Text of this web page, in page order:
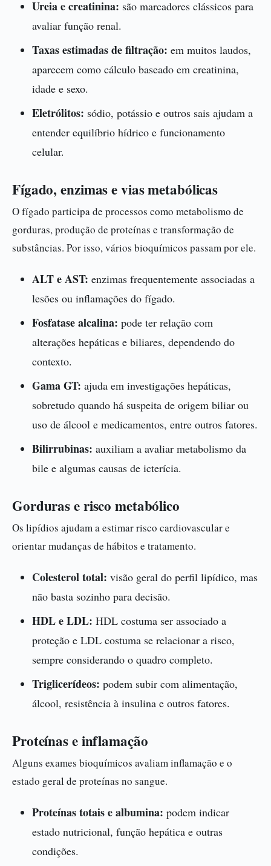
Ureia e creatinina: são marcadores clássicos para
avaliar função renal.
Taxas estimadas de filtração: em muitos laudos,
aparecem como cálculo baseado em creatinina,
idade e sexo.
Eletrólitos: sódio, potássio e outros sais ajudam a
entender equilíbrio hídrico e funcionamento
celular.
Fígado, enzimas e vias metabólicas
O fígado participa de processos como metabolismo de
gorduras, produção de proteínas e transformação de
substâncias. Por isso, vários bioquímicos passam por ele.
ALT e AST: enzimas frequentemente associadas a
lesões ou inflamações do fígado.
Fosfatase alcalina: pode ter relação com
alterações hepáticas e biliares, dependendo do
contexto.
Gama GT: ajuda em investigações hepáticas,
sobretudo quando há suspeita de origem biliar ou
uso de álcool e medicamentos, entre outros fatores.
Bilirrubinas: auxiliam a avaliar metabolismo da
bile e algumas causas de icterícia.
Gorduras e risco metabólico
Os lipídios ajudam a estimar risco cardiovascular e
orientar mudanças de hábitos e tratamento.
Colesterol total: visão geral do perfil lipídico, mas
não basta sozinho para decisão.
HDL e LDL: HDL costuma ser associado a
proteção e LDL costuma se relacionar a risco,
sempre considerando o quadro completo.
Triglicerídeos: podem subir com alimentação,
álcool, resistência à insulina e outros fatores.
Proteínas e inflamação
Alguns exames bioquímicos avaliam inflamação e o
estado geral de proteínas no sangue.
Proteínas totais e albumina: podem indicar
estado nutricional, função hepática e outras
condições.